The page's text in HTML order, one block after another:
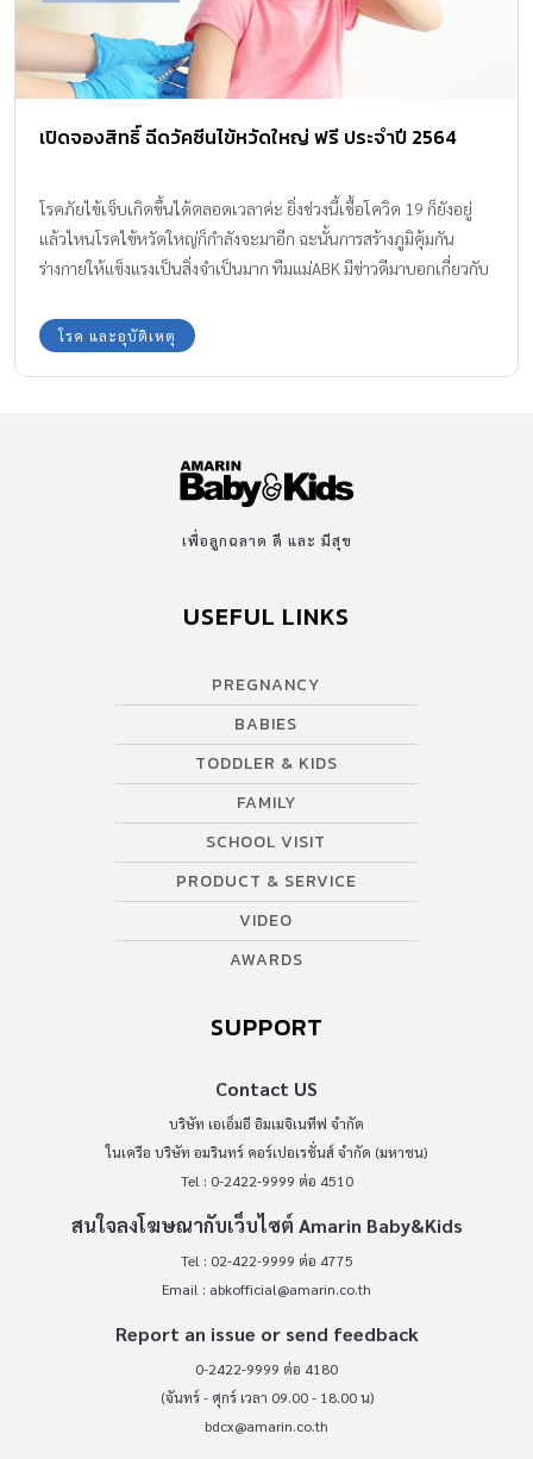
เปิดจองสิทธิ์ ฉีดวัคซีนไข้หวัดใหญ่ ฟรี ประจำปี 2564
โรคภัยไข้เจ็บเกิดขึ้นได้ตลอดเวลาค่ะ ยิ่งช่วงนี้เชื้อโควิด 19 ก็ยังอยู่
แล้วไหนโรคไข้หวัดใหญ่ก็กำลังจะมาอีก ฉะนั้นการสร้างภูมิคุ้มกัน
ร่างกายให้แข็งแรงเป็นสิ่งจำเป็นมาก ทีมแม่ABK มีข่าวดีมาบอกเกี่ยวกับ
สิทธิ์บ้างไปเช็กพร้อมกันค่ะ
โรค และอุบัติเหตุ
เพื่อลูกฉลาด ดี และ มีสุข
USEFUL LINKS
PREGNANCY
BABIES
TODDLER & KIDS
FAMILY
SCHOOL VISIT
PRODUCT & SERVICE
VIDEO
AWARDS
SUPPORT
Contact US
บริษัท เอเอ็มอี อิมเมจิเนทีฟ จำกัด
ในเครือ บริษัท อมรินทร์ คอร์เปอเรชั่นส์ จำกัด (มหาชน)
Tel : 0-2422-9999 ต่อ 4510
สนใจลงโฆษณากับเว็บไซต์ Amarin Baby&Kids
Tel : 02-422-9999 ต่อ 4775
Email : abkofficial@amarin.co.th
Report an issue or send feedback
0-2422-9999 ต่อ 4180
(จันทร์ - ศุกร์ เวลา 09.00 - 18.00 น)
bdcx@amarin.co.th